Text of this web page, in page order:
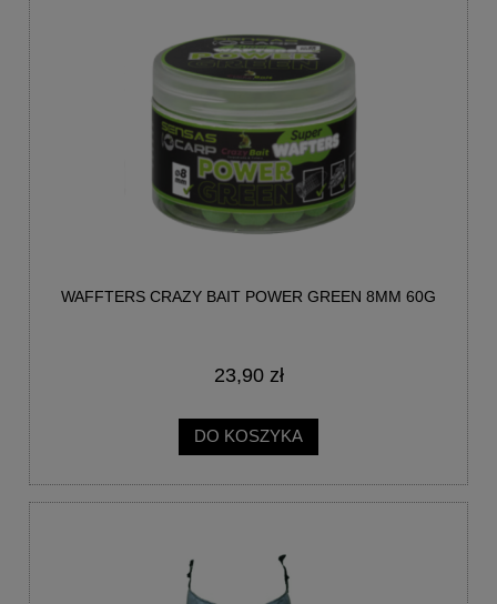
WAFFTERS CRAZY BAIT POWER GREEN 8MM 60G
23,90 zł
DO KOSZYKA